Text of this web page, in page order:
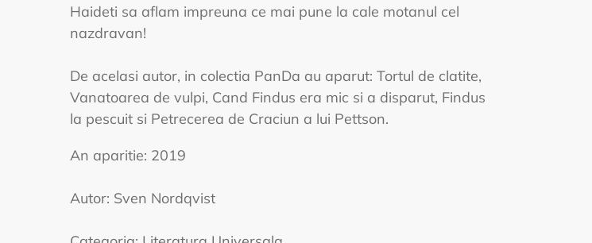
Haideti sa aflam impreuna ce mai pune la cale motanul cel
nazdravan!
De acelasi autor, in colectia PanDa au aparut: Tortul de clatite,
Vanatoarea de vulpi, Cand Findus era mic si a disparut, Findus
la pescuit si Petrecerea de Craciun a lui Pettson.
An aparitie: 2019
Autor: Sven Nordqvist